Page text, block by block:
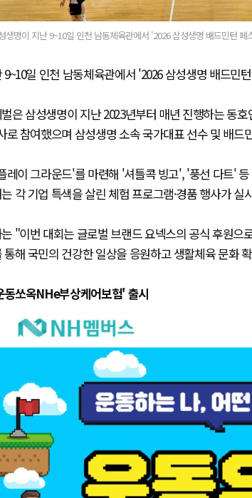
생명이 지난 9~10일 인천 남동체육관에서 '2026 삼성생명 배드민턴
일 인천 남동체육관에서 '2026 삼성생명 배드민
은 삼성생명이 지난 2023년부터 매년 진행하는 동
로 참여했으며 삼성생명 소속 국가대표 선수 및 배드
레이 그라운드'를 마련해 '셔틀콕 빙고', '풍선 다트'
각 기업 특색을 살린 체험 프로그램·경품 행사가 실
"이번 대회는 글로벌 브랜드 요넥스의 공식 후원
통해 국민의 건강한 일상을 응원하고 생활체육 문화
쏘옥NHe부상케어보험' 출시